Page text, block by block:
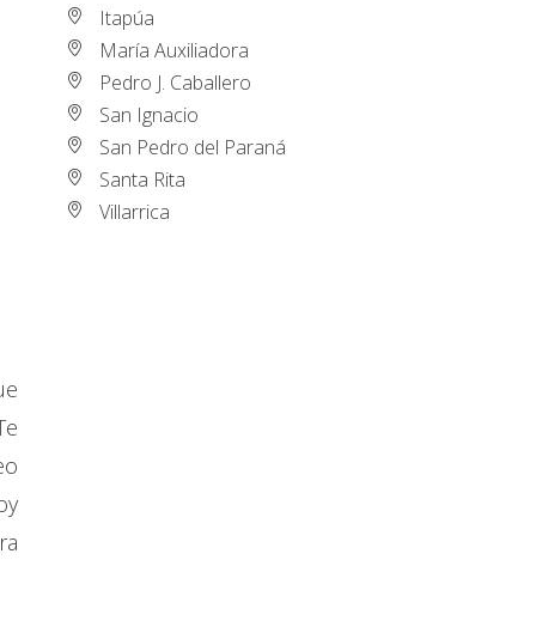
Itapúa
María Auxiliadora
Pedro J. Caballero
San Ignacio
San Pedro del Paraná
Santa Rita
Villarrica